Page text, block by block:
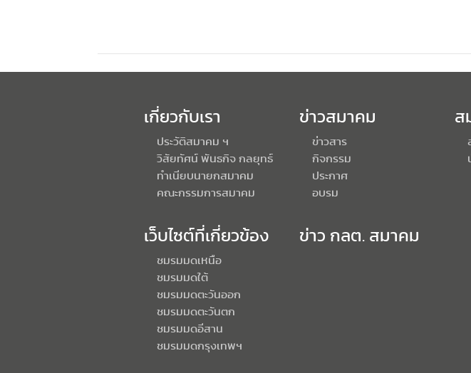
เกี่ยวกับเรา
ประวัติสมาคม ฯ
วิสัยทัศน์ พันธกิจ กลยุทธ์
ทำเนียบนายกสมาคม
คณะกรรมการสมาคม
ข่าวสมาคม
ข่าวสาร
กิจกรรม
ประกาศ
อบรม
ส
เว็บไซต์ที่เกี่ยวข้อง
ชมรมมดเหนือ
ชมรมมดใต้
ชมรมมดตะวันออก
ชมรมมดตะวันตก
ชมรมมดอีสาน
ชมรมมดกรุงเทพฯ
ข่าว กลต. สมาคม